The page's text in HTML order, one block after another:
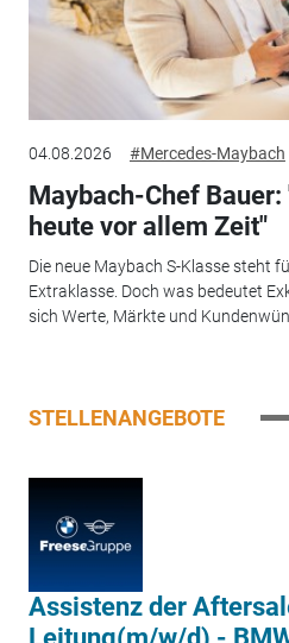
04.08.2026 #Mercedes-Maybach
Maybach-Chef
heute vor allem Zeit"
Die neue Maybach S-Klasse steht
Extraklasse. Doch was bedeutet
sich Werte, Märkte und
STELLENANGEBOTE
Assistenz der